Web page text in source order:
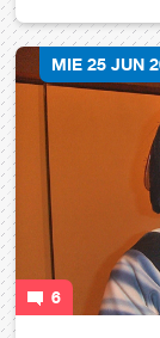
MIE 25 JUN
6